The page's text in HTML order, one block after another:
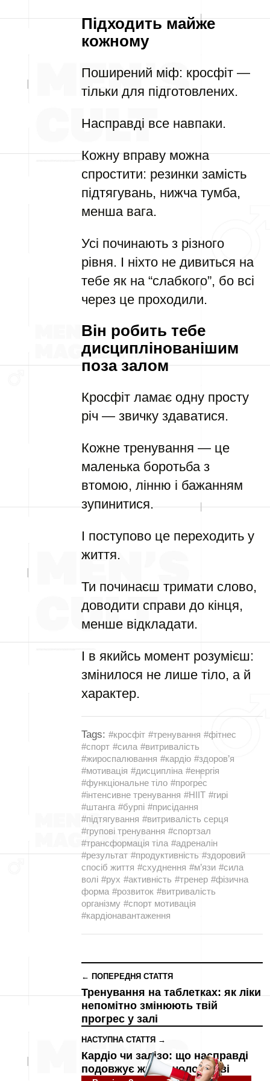
Підходить майже
кожному
Поширений міф: кросфіт —
тільки для підготовлених.
Насправді все навпаки.
Кожну вправу можна
спростити: резинки замість
підтягувань, нижча тумба,
менша вага.
Усі починають з різного
рівня. І ніхто не дивиться на
тебе як на “слабкого”, бо всі
через це проходили.
Він робить тебе
дисциплінованішим
поза залом
Кросфіт ламає одну просту
річ — звичку здаватися.
Кожне тренування — це
маленька боротьба з
втомою, лінню і бажанням
зупинитися.
І поступово це переходить у
життя.
Ти починаєш тримати слово,
доводити справи до кінця,
менше відкладати.
І в якийсь момент розумієш:
змінилося не лише тіло, а й
характер.
Tags: #кросфіт #тренування #фітнес
#спорт #сила #витривалість
#жироспалювання #кардіо #здоров’я
#мотивація #дисципліна #енергія
#функціональне тіло #прогрес
#інтенсивне тренування #HIIT #гирі
#штанга #бурпі #присідання
#підтягування #витривалість серця
#групові тренування #спортзал
#трансформація тіла #адреналін
#результат #продуктивність #здоровий
спосіб життя #схуднення #м’язи #сила
волі #рух #активність #тренер #фізична
форма #розвиток #витривалість
організму #спорт мотивація
#кардіонавантаження
← ПОПЕРЕДНЯ СТАТТЯ
Тренування на таблетках: як ліки
непомітно змінюють твій
прогрес у залі
НАСТУПНА СТАТТЯ →
Кардіо чи залізо: що насправді
подовжує життя чоловікові